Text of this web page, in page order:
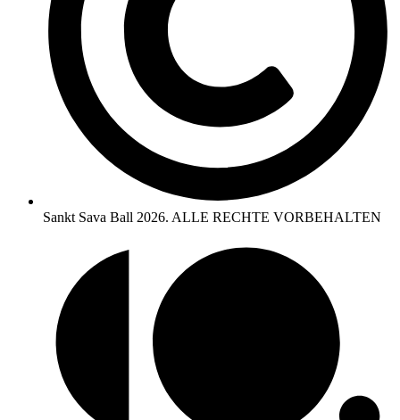
Sankt Sava Ball 2026. ALLE RECHTE VORBEHALTEN